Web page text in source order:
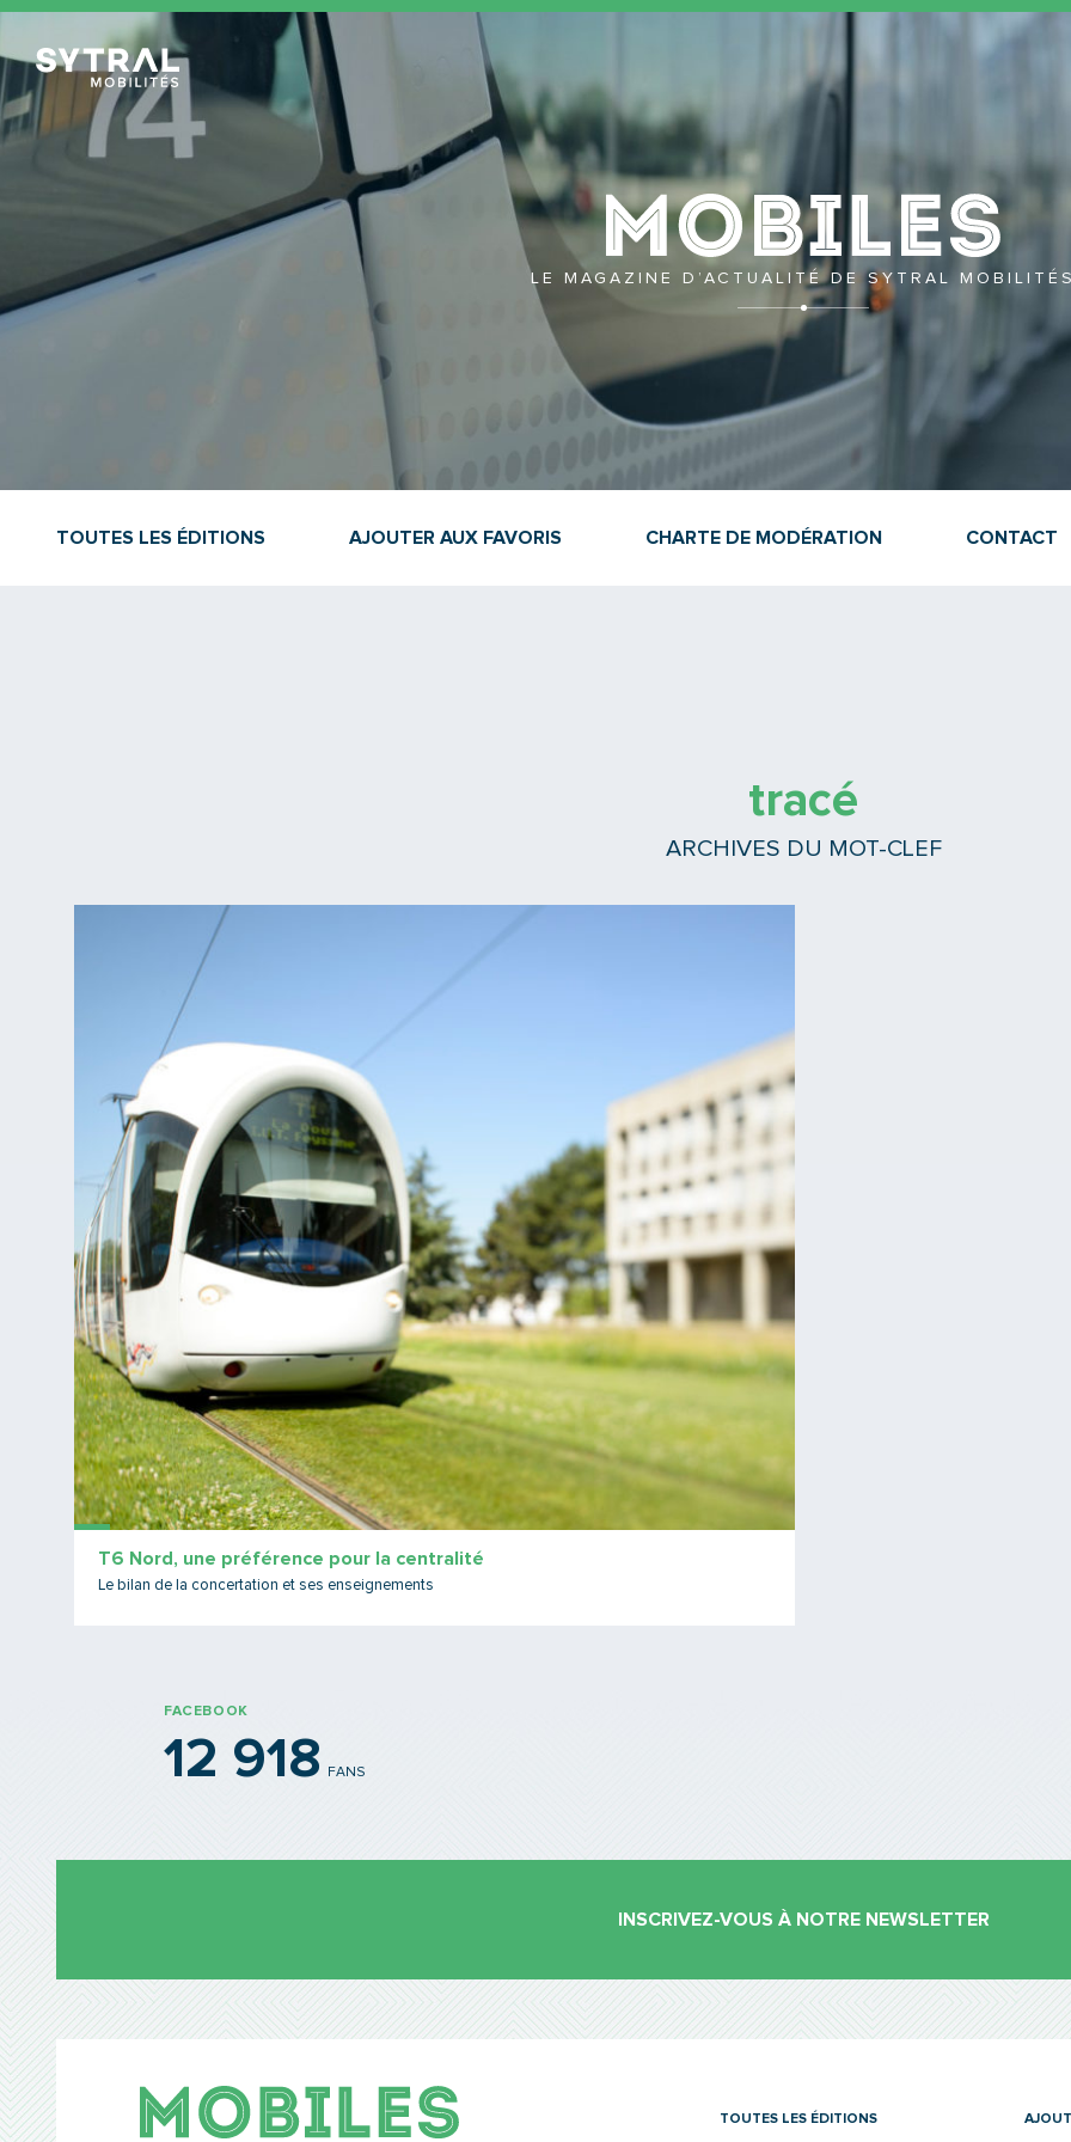
TCL Sytral
LE MAGAZINE D’ACTUALITÉ DE SYTRAL MOBILITÉS
TOUTES LES ÉDITIONS AJOUTER AUX FAVORIS CHARTE DE MODÉRATION CONTACT
tracé
ARCHIVES DU MOT-CLEF
T6 Nord, une préférence pour la centralité
Le bilan de la concertation et ses enseignements
FACEBOOK
12 918 FANS
INSCRIVEZ-VOUS À NOTRE NEWSLETTER
TOUTES LES ÉDITIONS